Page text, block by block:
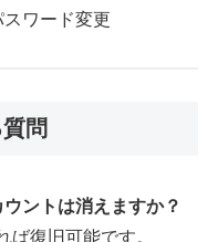
ワード変更
問
ントは消えますか？
復旧可能です。